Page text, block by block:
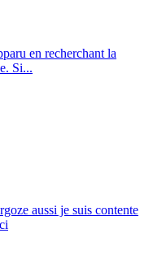
en recherchant la
Si...
aussi je suis contente